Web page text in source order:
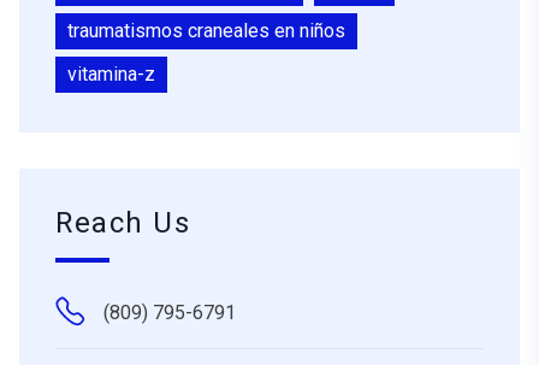
traumatismos craneales en niños
vitamina-z
Reach Us
(809) 795-6791